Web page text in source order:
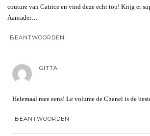
couture van Catrice en vind deze echt top! Krijg er
Aanrader…
BEANTWOORDEN
GITTA
Helemaal mee eens! Le volume de Chanel is de
BEANTWOORDEN